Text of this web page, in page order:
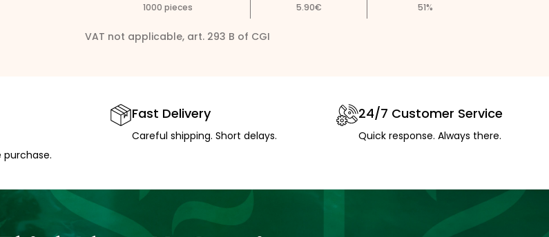
1000 pieces 5.90€ 51%
VAT not applicable, art. 293 B of CGI
purchase.
Fast Delivery
Careful shipping. Short delays.
24/7 Customer Service
Quick response. Always there.